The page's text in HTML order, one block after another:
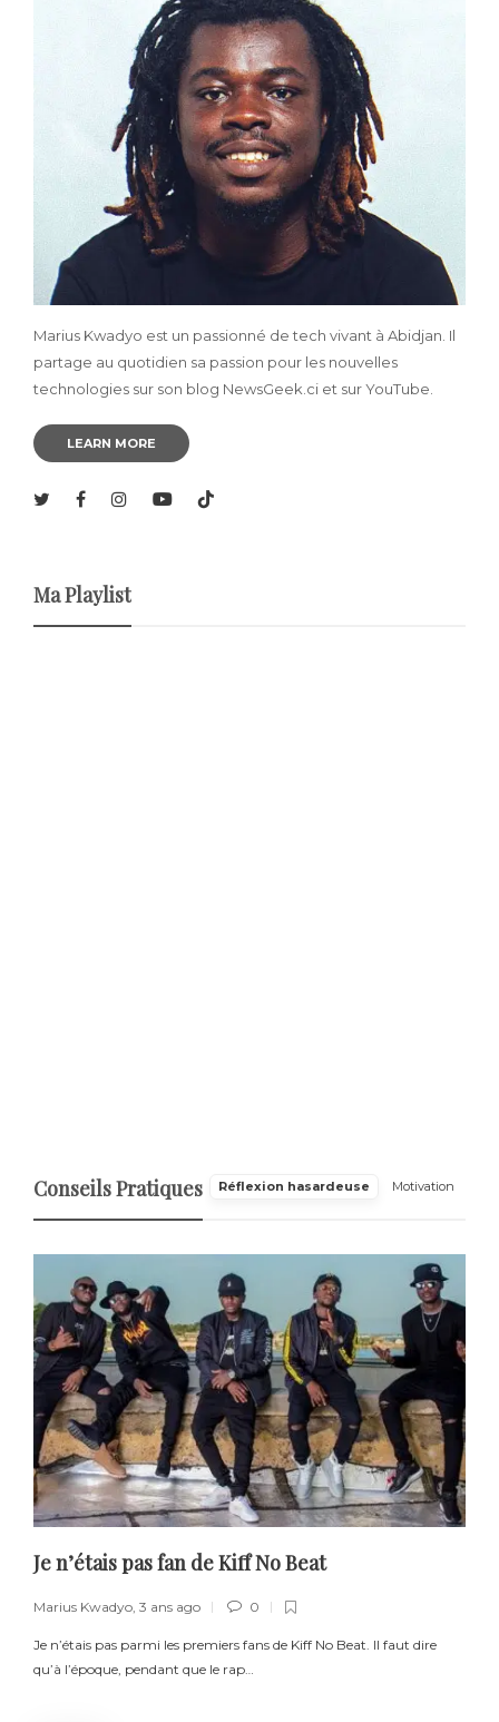
Marius Kwadyo est un passionné de tech vivant à Abidjan. Il
partage au quotidien sa passion pour les nouvelles
technologies sur son blog NewsGeek.ci et sur YouTube.
LEARN MORE
Ma Playlist
Conseils Pratiques Réflexion hasardeuse Motivation
Je n’étais pas fan de Kiff No Beat
Marius Kwadyo, 3 ans ago 0
Je n’étais pas parmi les premiers fans de Kiff No Beat. Il faut dire
qu’à l’époque, pendant que le rap…